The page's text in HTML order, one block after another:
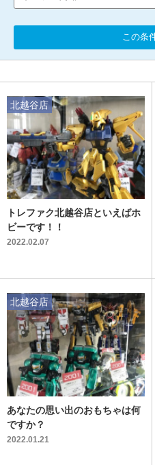
この条
トレファク北越谷店といえばホ
ビーです！！
2022.02.07
北越谷店
あなたの思い出のおもちゃは何
ですか？
2022.01.21
北越谷店